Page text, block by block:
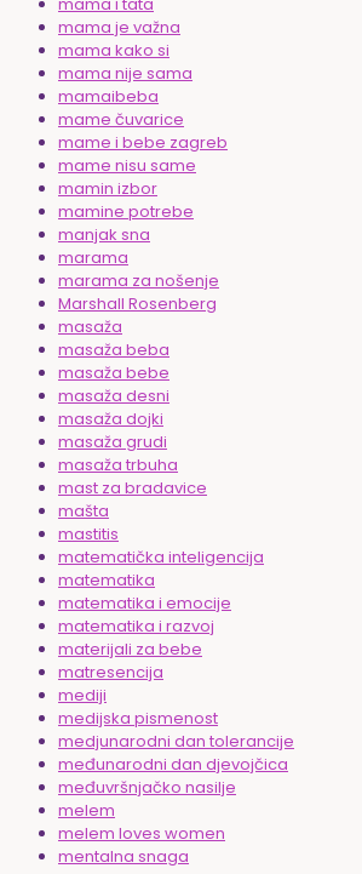
mama je važna
mama kako si
mama nije sama
mamaibeba
mame čuvarice
mame i bebe zagreb
mame nisu same
mamin izbor
mamine potrebe
manjak sna
marama
marama za nošenje
Marshall Rosenberg
masaža
masaža beba
masaža bebe
masaža desni
masaža dojki
masaža grudi
masaža trbuha
mast za bradavice
mašta
mastitis
matematička inteligencija
matematika
matematika i emocije
matematika i razvoj
materijali za bebe
matresencija
mediji
medijska pismenost
medjunarodni dan tolerancije
međunarodni dan djevojčica
međuvršnjačko nasilje
melem
melem loves women
mentalna snaga